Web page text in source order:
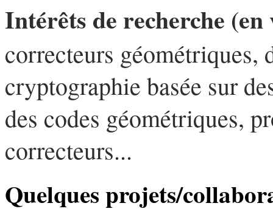
Intérêts de recherche
correcteurs géométriques,
cryptographie basée sur
des codes géométriques,
correcteurs...
Quelques projets/